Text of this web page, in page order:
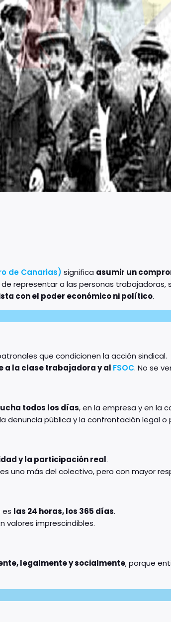
de Canarias) significa asumir un
representar a las personas trabajadoras,
con el poder económico ni político.
que condicionen la acción sindical.
a la clase trabajadora y al FSOC. No se
todos los días, en la empresa y en la
denuncia pública y la confrontación legal
y la participación real.
uno más del colectivo, pero con mayor
es las 24 horas, los 365 días.
valores imprescindibles.
legalmente y socialmente, porque